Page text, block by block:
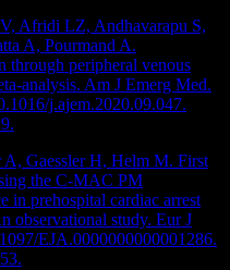
Afridi LZ, Andhavarapu S,
A, Pourmand A.
through peripheral venous
analysis. Am J Emerg Med.
j.ajem.2020.09.047.
Gaessler H, Helm M. First
the C-MAC PM
in prehospital cardiac arrest
observational study. Eur J
EJA.0000000000001286.